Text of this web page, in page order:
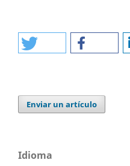
Enviar un artículo
Idioma